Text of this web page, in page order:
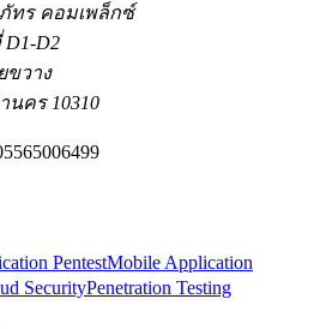
ภัทร คอมเพล็กซ์
D2
ขวาง
นคร 10310
PentestMobile Application
SecurityPenetration Testing